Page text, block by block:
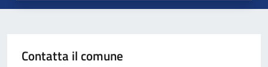
Contatta il comune